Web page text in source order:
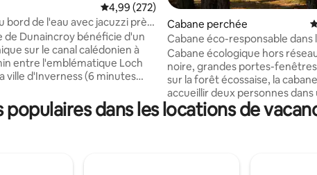
la base de 754 commentaires : 4,99 sur 5
Évaluation moyenne sur la base de 272
4,99 (272)
bord de l'eau avec jacuzzi près
de Dunaincroy bénéficie d'un
sur le canal calédonien à
entre l'emblématique Loch
ville d'Inverness (6 minutes
historique des Highlands, cet
dispose de vastes jardins
Cabane perchée
Cabane éco-responsable dans
à Wildwoodz
Cabane écologique hors
noire, grandes portes-
sur la forêt écossaise, la
accueillir deux personnes dans
double très confortable et
grande terrasse couverte. Il y
n'y a pas d'électricité de
dans les locations de